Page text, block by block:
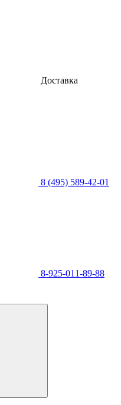
Доставка
8 (495) 589-42-01
8-925-011-89-88